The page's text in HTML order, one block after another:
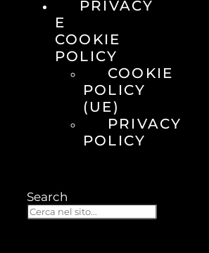
PRIVACY
E
COOKIE
POLICY
COOKIE
POLICY
(UE)
PRIVACY
POLICY
Search